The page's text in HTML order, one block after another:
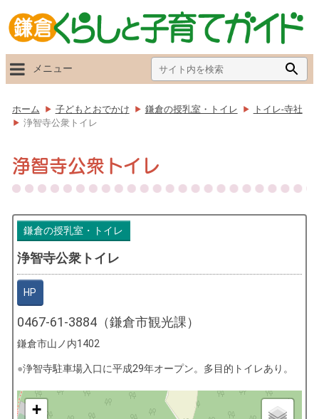
Search
for:
メニュー
ホーム 子どもとおでかけ 鎌倉の授乳室・トイレ
トイレ-寺社
浄智寺公衆トイレ
浄智寺公衆トイレ
鎌倉の授乳室・トイレ
浄智寺公衆トイレ
HP
0467-61-3884（鎌倉市観光課）
鎌倉市山ノ内1402
浄智寺駐車場入口に平成29年オープン。多目的トイレあり。
+